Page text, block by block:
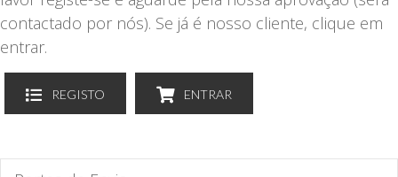
contactado por nós). Se já é nosso cliente, clique em
entrar.
REGISTO ENTRAR